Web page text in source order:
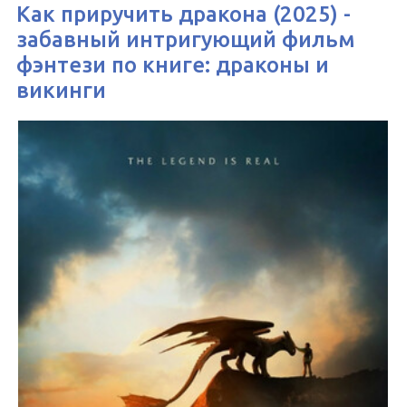
Как приручить дракона (2025) -
забавный интригующий фильм
фэнтези по книге: драконы и
викинги